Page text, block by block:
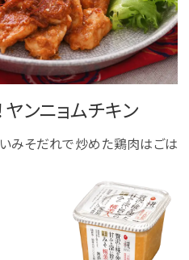
ンニョムチキン
みそだれで炒めた鶏肉はごは